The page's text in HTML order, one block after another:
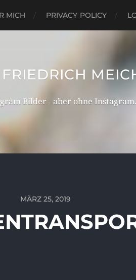
MICH PRIVACY POLICY
Bilder - aber ohne Instagram.
MÄRZ 25, 2019